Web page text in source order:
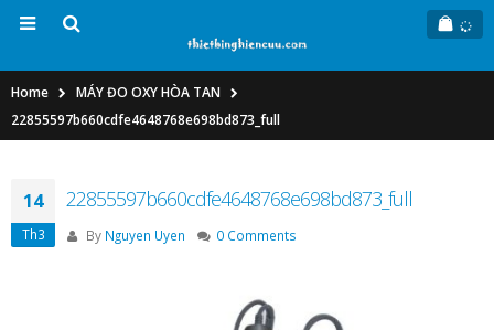
Home
MÁY ĐO OXY HÒA TAN
22855597b660cdfe4648768e698bd873_full
14
Th3
22855597b660cdfe4648768e698bd873_full
By Nguyen Uyen 0 Comments